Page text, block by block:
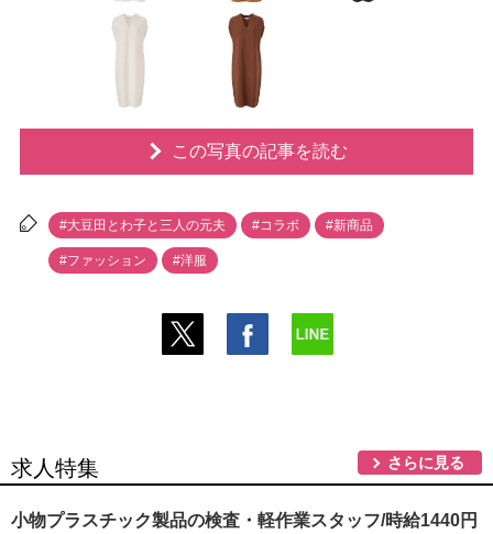
この写真の記事を読む
#大豆田とわ子と三人の元夫 #コラボ #新商品
#ファッション #洋服
求人特集 さらに見る
小物プラスチック製品の検査・軽作業スタッフ/時給1440円